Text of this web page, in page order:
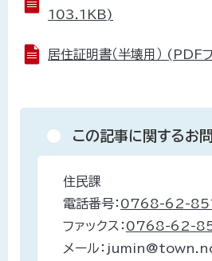
103.1KB)
居住証明書（半壊用）
この記事に関するお
住民課
電話番号： 0768-62-
ファックス： 0768-62-
メール：